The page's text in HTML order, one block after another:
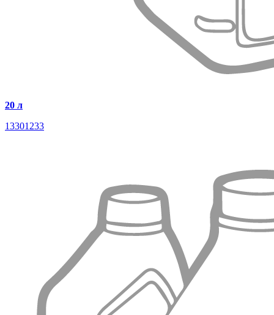
20 л
13301233